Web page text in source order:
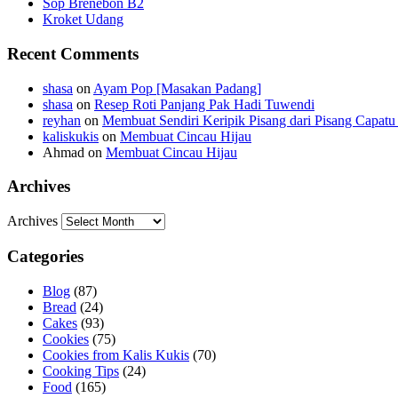
Sop Brenebon B2
Kroket Udang
Recent Comments
shasa on Ayam Pop [Masakan Padang]
shasa on Resep Roti Panjang Pak Hadi Tuwendi
reyhan on Membuat Sendiri Keripik Pisang dari Pisang Capatu
kaliskukis on Membuat Cincau Hijau
Ahmad on Membuat Cincau Hijau
Archives
Archives
Categories
Blog (87)
Bread (24)
Cakes (93)
Cookies (75)
Cookies from Kalis Kukis (70)
Cooking Tips (24)
Food (165)